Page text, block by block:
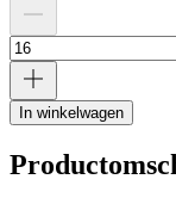
In winkelwagen